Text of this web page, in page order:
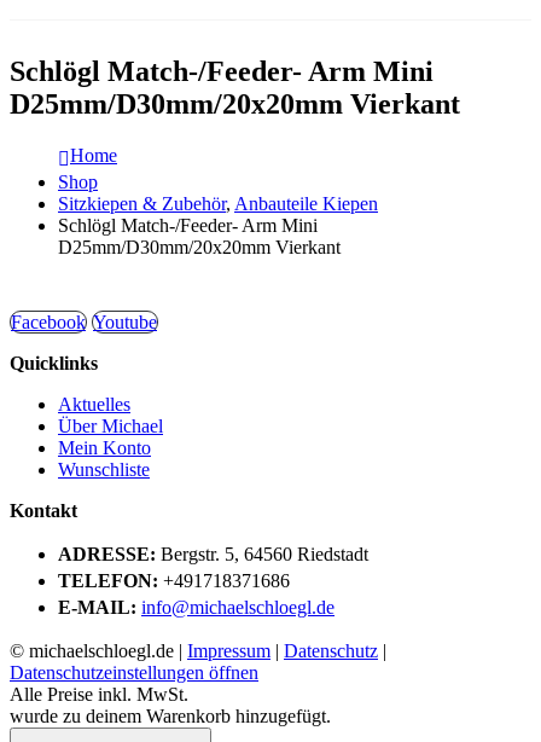
Schlögl Match-/Feeder- Arm Mini
D25mm/D30mm/20x20mm Vierkant
Home
Shop
Sitzkiepen & Zubehör, Anbauteile Kiepen
Schlögl Match-/Feeder- Arm Mini
D25mm/D30mm/20x20mm Vierkant
Facebook Youtube
Quicklinks
Aktuelles
Über Michael
Mein Konto
Wunschliste
Kontakt
ADRESSE: Bergstr. 5, 64560 Riedstadt
TELEFON: +491718371686
E-MAIL: info@michaelschloegl.de
© michaelschloegl.de | Impressum | Datenschutz |
Datenschutzeinstellungen öffnen
Alle Preise inkl. MwSt.
wurde zu deinem Warenkorb hinzugefügt.